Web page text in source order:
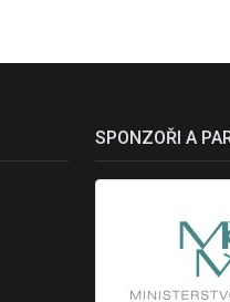
SPONZOŘI A